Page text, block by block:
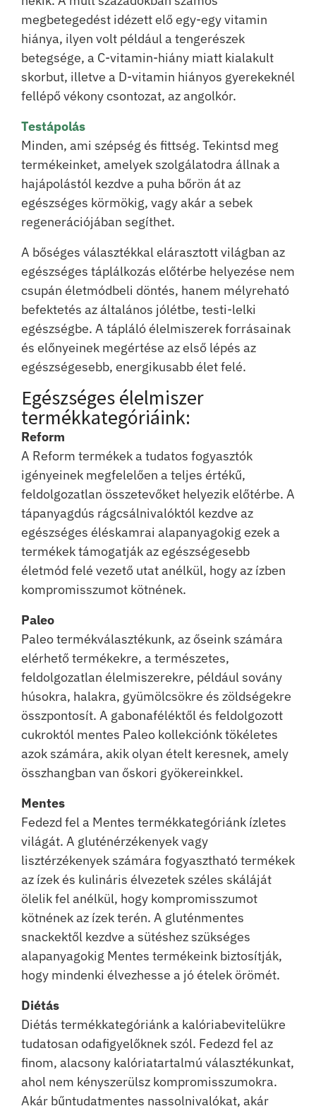
megbetegedést idézett elő egy-egy vitamin
hiánya, ilyen volt például a tengerészek
betegsége, a C-vitamin-hiány miatt kialakult
skorbut, illetve a D-vitamin hiányos gyerekeknél
fellépő vékony csontozat, az angolkór.
Testápolás
Minden, ami szépség és fittség. Tekintsd meg
termékeinket, amelyek szolgálatodra állnak a
hajápolástól kezdve a puha bőrön át az
egészséges körmökig, vagy akár a sebek
regenerációjában segíthet.
A bőséges választékkal elárasztott világban az
egészséges táplálkozás előtérbe helyezése nem
csupán életmódbeli döntés, hanem mélyreható
befektetés az általános jólétbe, testi-lelki
egészségbe. A tápláló élelmiszerek forrásainak
és előnyeinek megértése az első lépés az
egészségesebb, energikusabb élet felé.
Egészséges élelmiszer
termékkategóriáink:
Reform
A Reform termékek a tudatos fogyasztók
igényeinek megfelelően a teljes értékű,
feldolgozatlan összetevőket helyezik előtérbe. A
tápanyagdús rágcsálnivalóktól kezdve az
egészséges éléskamrai alapanyagokig ezek a
termékek támogatják az egészségesebb
életmód felé vezető utat anélkül, hogy az ízben
kompromisszumot kötnének.
Paleo
Paleo termékválasztékunk, az őseink számára
elérhető termékekre, a természetes,
feldolgozatlan élelmiszerekre, például sovány
húsokra, halakra, gyümölcsökre és zöldségekre
összpontosít. A gabonaféléktől és feldolgozott
cukroktól mentes Paleo kollekciónk tökéletes
azok számára, akik olyan ételt keresnek, amely
összhangban van őskori gyökereinkkel.
Mentes
Fedezd fel a Mentes termékkategóriánk ízletes
világát. A gluténérzékenyek vagy
lisztérzékenyek számára fogyasztható termékek
az ízek és kulináris élvezetek széles skáláját
ölelik fel anélkül, hogy kompromisszumot
kötnének az ízek terén. A gluténmentes
snackektől kezdve a sütéshez szükséges
alapanyagokig Mentes termékeink biztosítják,
hogy mindenki élvezhesse a jó ételek örömét.
Diétás
Diétás termékkategóriánk a kalóriabevitelükre
tudatosan odafigyelőknek szól. Fedezd fel az
finom, alacsony kalóriatartalmú választékunkat,
ahol nem kényszerülsz kompromisszumokra.
Akár bűntudatmentes nassolnivalókat, akár